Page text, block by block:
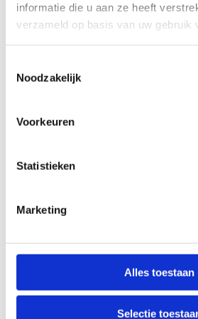
informatie die u aan ze heeft
verzameld op basis van uw gebruik
Noodzakelijk
Voorkeuren
Statistieken
Marketing
Alles toestaan
Selectie